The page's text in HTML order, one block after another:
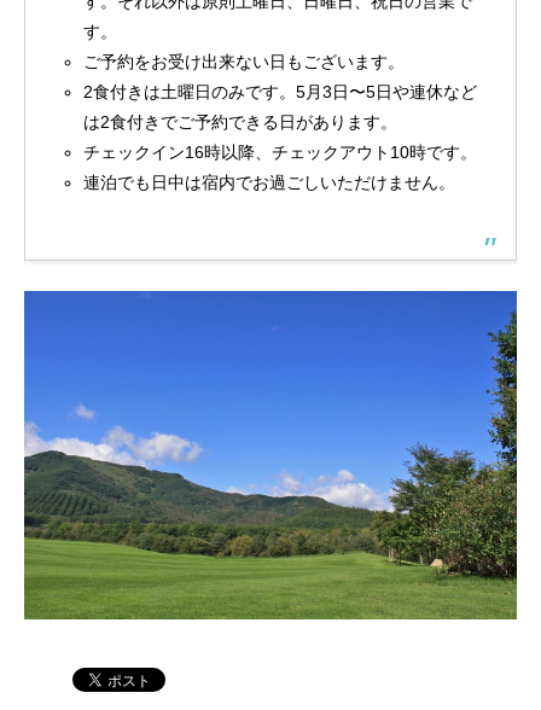
す。
ご予約をお受け出来ない日もございます。
2食付きは土曜日のみです。5月3日〜5日や連休など
は2食付きでご予約できる日があります。
チェックイン16時以降、チェックアウト10時です。
連泊でも日中は宿内でお過ごしいただけません。